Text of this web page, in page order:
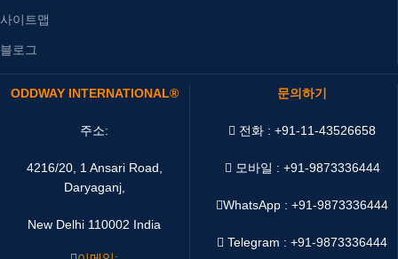
사이트맵
블로그
ODDWAY INTERNATIONAL®
주소:
4216/20, 1 Ansari Road,
Daryaganj,
New Delhi 110002 India
문의하기
전화 : +91-11-43526658
모바일 : +91-9873336444
WhatsApp :+91-9873336444
Telegram : +91-9873336444